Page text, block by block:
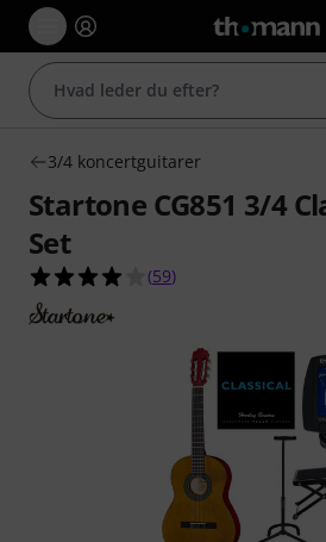
3/4 koncertguitarer
Startone CG851 3/4
Set
3.9 ud af 5 stjerner
(59)